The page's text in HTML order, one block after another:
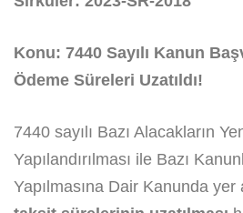
Konu: 7440 Sayılı Kanun
Ödeme Süreleri Uzatıldı!
7440 sayılı Bazı Alacakların
Yapılandırılması ile Bazı
Yapılmasına Dair Kanunda yer